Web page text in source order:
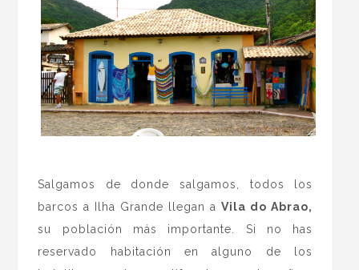
Salgamos de donde salgamos, todos los
barcos a Ilha Grande llegan aVila do Abrao,
su población más importante. Si no has
reservado habitación en alguno de los